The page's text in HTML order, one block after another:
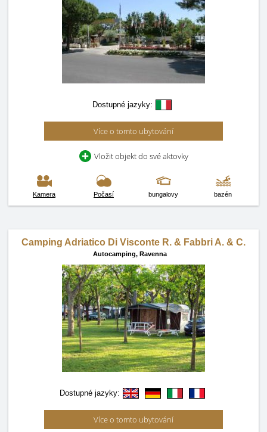
Dostupné jazyky:
Více o tomto ubytování
Vložit objekt do své aktovky
Kamera Počasí bungalovy bazén
Camping Adriatico Di Visconte R. & Fabbri A. & C.
Autocamping, Ravenna
Dostupné jazyky:
Více o tomto ubytování